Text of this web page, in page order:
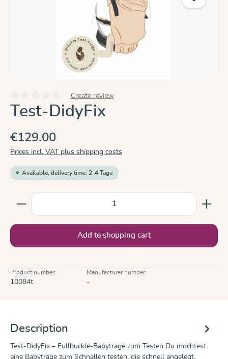
Average rating of 0 out of 5 stars
Create review
Test-DidyFix
€129.00
Prices incl. VAT plus shipping costs
Available, delivery time: 2-4 Tage
Product Quantity: Enter the desired amount or use
Add to shopping cart
Product number:
10084t
Manufacturer number:
-
Description
Test-DidyFix – Fullbuckle-Babytrage zum Testen Du möchtest
eine Babytrage zum Schnallen testen, die schnell angelegt,